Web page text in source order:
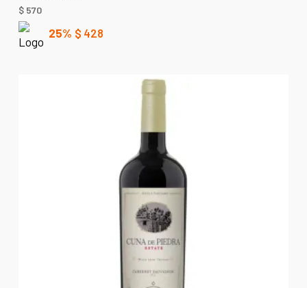
$570
25% $ 428